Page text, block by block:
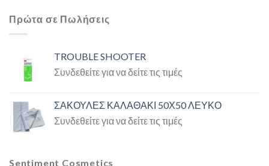
Πρώτα σε Πωλήσεις
TROUBLE SHOOTER
Συνδεθείτε για να δείτε τις τιμές
ΣΑΚΟΥΛΕΣ ΚΑΛΑΘΑΚΙ 50Χ50 ΛΕΥΚΟ
Συνδεθείτε για να δείτε τις τιμές
Sentiment Cosmetics